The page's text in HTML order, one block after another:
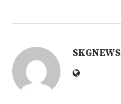
SKGNEWS